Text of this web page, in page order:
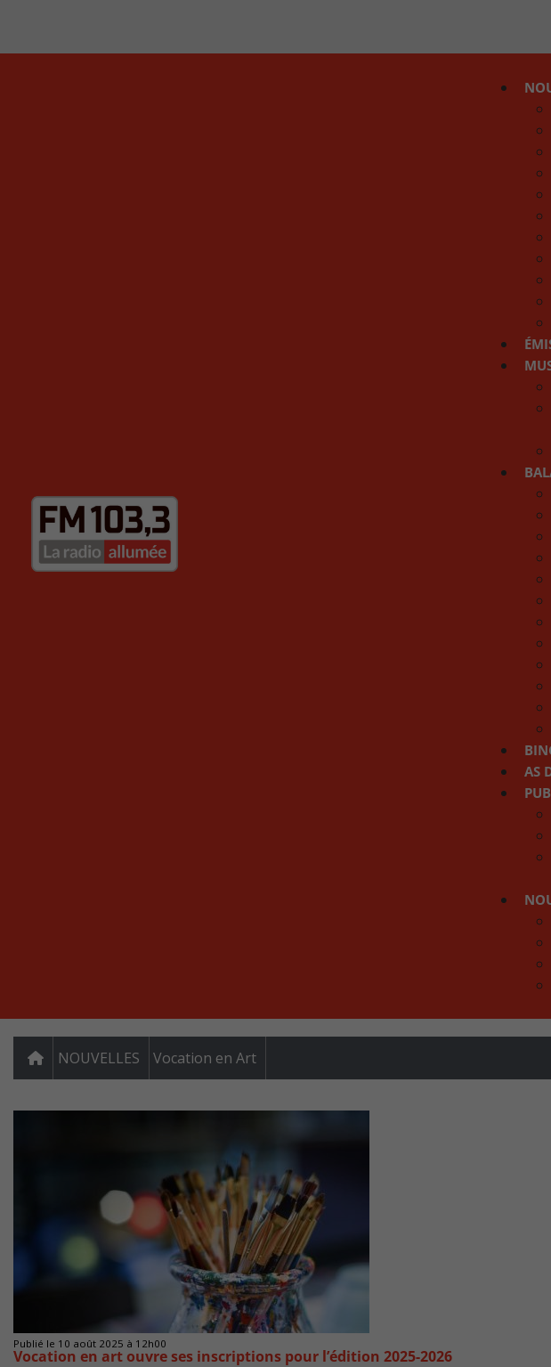
AS
NOUVELLES Vocation en Art
Publié le 10 août 2025 à 12h00
Vocation en art ouvre ses inscriptions pour l’édition 2025-2026